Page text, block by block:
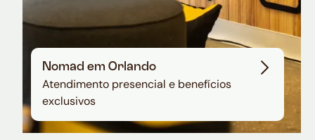
Nomad em Orlando
Atendimento presencial e benefícios
exclusivos